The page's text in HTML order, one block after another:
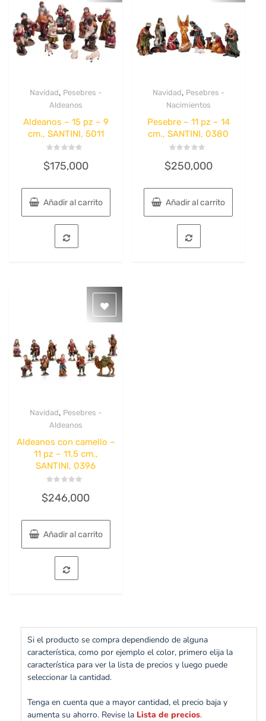
Quick View
Navidad, Pesebres -
Aldeanos
Aldeanos – 15 pz – 9
cm., SANTINI, 5011
con
0
5
$175,000
Añadir al carrito
Quick View
Navidad, Pesebres -
Nacimientos
Pesebre – 11 pz – 14
cm., SANTINI, 0380
con
5
$250,000
Añadir al carrito
Quick View
Navidad, Pesebres -
Aldeanos
Aldeanos con camello –
11 pz – 11.5 cm.,
SANTINI, 0396
con
5
$246,000
Añadir al carrito
Si el producto se compra dependiendo de alguna
característica, como por ejemplo el color, primero elija la
característica para ver la lista de precios y luego puede
seleccionar la cantidad.
Tenga en cuenta que a mayor cantidad, el precio baja y
aumenta su ahorro. Revise la Lista de precios.